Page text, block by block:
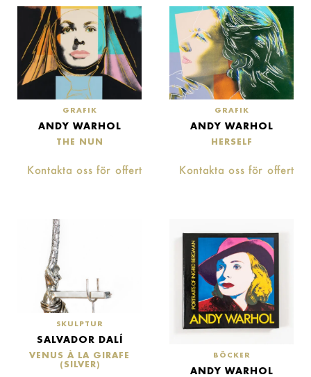
GRAFIK
ANDY WARHOL
THE NUN
Kontakta oss för offert
GRAFIK
ANDY WARHOL
HERSELF
Kontakta oss för offert
SKULPTUR
SALVADOR DALÍ
VENUS À LA GIRAFE
(SILVER)
BÖCKER
ANDY WARHOL